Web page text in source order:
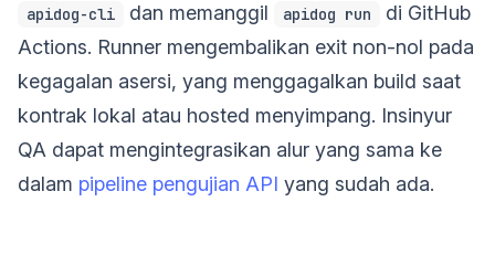
apidog-cli dan memanggil apidog run
di GitHub
Actions. Runner mengembalikan exit non-nol pada
kegagalan asersi, yang menggagalkan build saat
kontrak lokal atau hosted menyimpang. Insinyur
QA dapat mengintegrasikan alur yang sama ke
dalam pipeline pengujian API yang sudah ada.